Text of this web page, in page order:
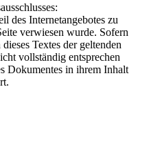
des Internetangebotes zu
verwiesen wurde. Sofern
Textes der geltenden
vollständig entsprechen
Dokumentes in ihrem Inhalt